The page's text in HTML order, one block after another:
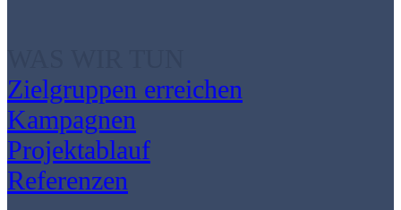
Zielgruppen erreichen
Kampagnen
Projektablauf
Referenzen